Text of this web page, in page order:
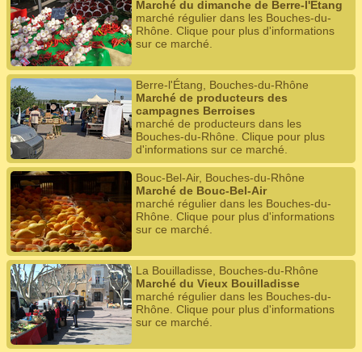
Marché du dimanche de Berre-l'Étang
marché régulier dans les Bouches-du-
Rhône. Clique pour plus d'informations
sur ce marché.
Berre-l'Étang, Bouches-du-Rhône
Marché de producteurs des
campagnes Berroises
marché de producteurs dans les
Bouches-du-Rhône. Clique pour plus
d'informations sur ce marché.
Bouc-Bel-Air, Bouches-du-Rhône
Marché de Bouc-Bel-Air
marché régulier dans les Bouches-du-
Rhône. Clique pour plus d'informations
sur ce marché.
La Bouilladisse, Bouches-du-Rhône
Marché du Vieux Bouilladisse
marché régulier dans les Bouches-du-
Rhône. Clique pour plus d'informations
sur ce marché.